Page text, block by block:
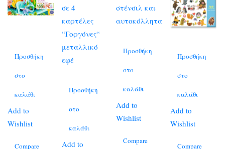
Προσθήκη
στο
καλάθι
Add to
Wishlist
Compare
Προσθήκη
στο
καλάθι
Add to
Προσθήκη
στο
καλάθι
Add to
Wishlist
Compare
Προσθήκη
στο
καλάθι
Add to
Wishlist
Compare